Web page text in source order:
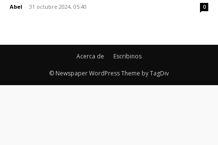
Abel - 31 octubre 2024, 05:40 0
Acerca de Escribinos
© Newspaper WordPress Theme by TagDiv